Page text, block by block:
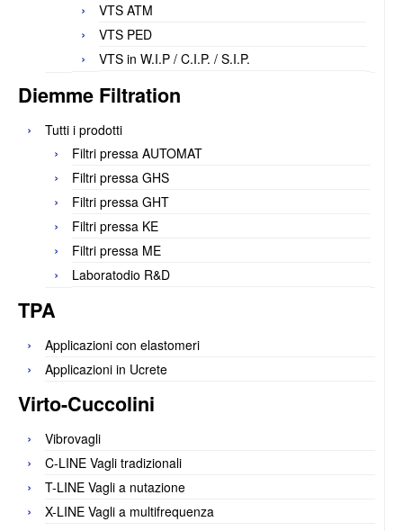
VTS ATM
VTS PED
VTS in W.I.P / C.I.P. / S.I.P.
Diemme Filtration
Tutti i prodotti
Filtri pressa AUTOMAT
Filtri pressa GHS
Filtri pressa GHT
Filtri pressa KE
Filtri pressa ME
Laboratodio R&D
TPA
Applicazioni con elastomeri
Applicazioni in Ucrete
Virto-Cuccolini
Vibrovagli
C-LINE Vagli tradizionali
T-LINE Vagli a nutazione
X-LINE Vagli a multifrequenza